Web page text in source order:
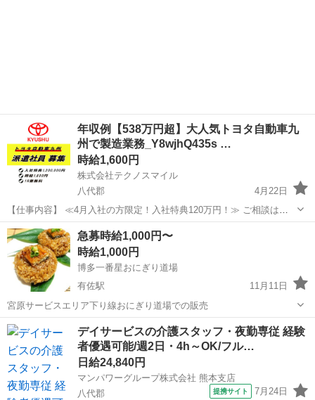
年収例【538万円超】大人気トヨタ自動車九
州で製造業務_Y8wjhQ435s …
時給1,600円
株式会社テクノスマイル
八代郡
4月22日
【仕事内容】 ≪4月入社の方限定！入社特典120万円！≫ ご相談はこ
ちらから♪ https://www.tsmile.net/tmk_manga_cpa/contact/ 簡単60秒！
LINEでラクラク相談は...
熊本 八代郡 工場 無料
急募時給1,000円〜
時給1,000円
博多一番星おにぎり道場
有佐駅
11月11日
宮原サービスエリア下り線おにぎり道場での販売
熊本 有佐駅 その他 おにぎり
デイサービスの介護スタッフ・夜勤専従 経験
者優遇可能/週2日・4h～OK/フル…
日給24,840円
マンパワーグループ株式会社 熊本支店
八代郡
提携サイト 7月24日